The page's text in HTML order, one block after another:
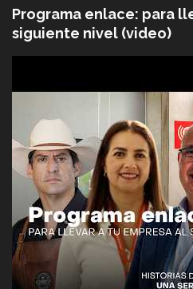
Programa enlace: para
siguiente nivel (video)